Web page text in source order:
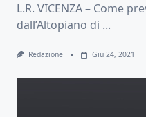
L.R. VICENZA – Come
dall’Altopiano di ...
Redazione Giu 24, 2021